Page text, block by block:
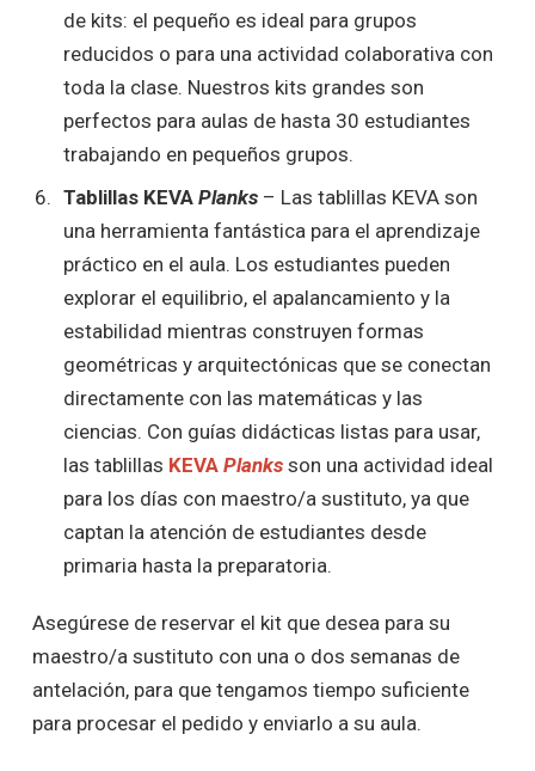
de kits: el pequeño es ideal para grupos
reducidos o para una actividad colaborativa con
toda la clase. Nuestros kits grandes son
perfectos para aulas de hasta 30 estudiantes
trabajando en pequeños grupos.
Tablillas KEVA Planks– Las tablillas KEVA son
una herramienta fantástica para el aprendizaje
práctico en el aula. Los estudiantes pueden
explorar el equilibrio, el apalancamiento y la
estabilidad mientras construyen formas
geométricas y arquitectónicas que se conectan
directamente con las matemáticas y las
ciencias. Con guías didácticas listas para usar,
las tablillas KEVA Planksson una actividad ideal
para los días con maestro/a sustituto, ya que
captan la atención de estudiantes desde
primaria hasta la preparatoria.
Asegúrese de reservar el kit que desea para su
maestro/a sustituto con una o dos semanas de
antelación, para que tengamos tiempo suficiente
para procesar el pedido y enviarlo a su aula.